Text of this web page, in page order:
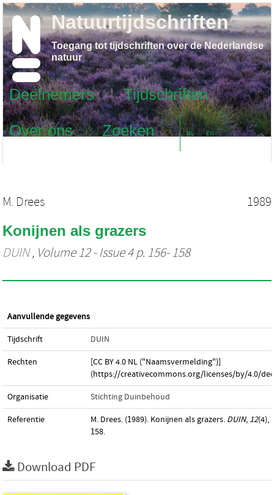
Deelnemers
Tijdschriften
Over ons
Zoeken NL EN
Natuurtijdschriften
Toegang tot tijdschriften over de Nederlandse
natuur
M. Drees 1989
Konijnen als grazers
DUIN, Volume 12 - Issue 4 p. 156- 158
Aanvullende gegevens
Tijdschrift DUIN
Rechten
[CC BY 4.0 NL ("Naamsvermelding")]
(https://creativecommons.org/licenses/by/4.0/
Organisatie Stichting Duinbehoud
Referentie M. Drees. (1989). Konijnen als grazers. DUIN, 12(4),
158.
Download PDF